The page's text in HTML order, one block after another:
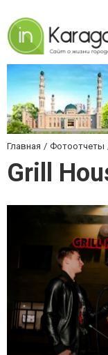
Главная Фотоотчеты
Grill